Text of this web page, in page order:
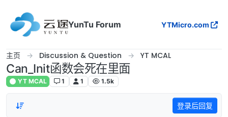
YunTu Forum
YTMicro.com
主页 Discussion & Question YT MCAL
Can_Init函数会死在里面
YT MCAL 1 1 1.5k
登录后回复